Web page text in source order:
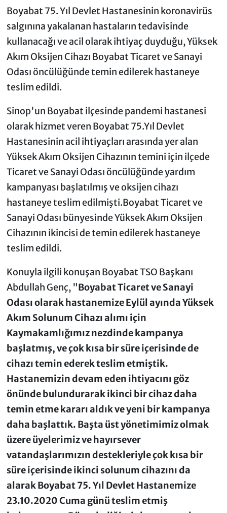
Boyabat 75. Yıl Devlet Hastanesinin koronavirüs
salgınına yakalanan hastaların tedavisinde
kullanacağı ve acil olarak ihtiyaç duyduğu, Yüksek
Akım Oksijen Cihazı Boyabat Ticaret ve Sanayi
Odası öncülüğünde temin edilerek hastaneye
teslim edildi.
Sinop'un Boyabat ilçesinde pandemi hastanesi
olarak hizmet veren Boyabat 75.Yıl Devlet
Hastanesinin acil ihtiyaçları arasında yer alan
Yüksek Akım Oksijen Cihazının temini için ilçede
Ticaret ve Sanayi Odası öncülüğünde yardım
kampanyası başlatılmış ve oksijen cihazı
hastaneye teslim edilmişti.Boyabat Ticaret ve
Sanayi Odası bünyesinde Yüksek Akım Oksijen
Cihazının ikincisi de temin edilerek hastaneye
teslim edildi.
Konuyla ilgili konuşan Boyabat TSO Başkanı
Abdullah Genç, "Boyabat Ticaret ve Sanayi
Odası olarak hastanemize Eylül ayında Yüksek
Akım Solunum Cihazı alımı için
Kaymakamlığımız nezdinde kampanya
başlatmış, ve çok kısa bir süre içerisinde de
cihazı temin ederek teslim etmiştik.
Hastanemizin devam eden ihtiyacını göz
önünde bulundurarak ikinci bir cihaz daha
temin etme kararı aldık ve yeni bir kampanya
daha başlattık. Başta üst yönetimimiz olmak
üzere üyelerimiz ve hayırsever
vatandaşlarımızın destekleriyle çok kısa bir
süre içerisinde ikinci solunum cihazını da
alarak Boyabat 75. Yıl Devlet Hastanemize
23.10.2020 Cuma günü teslim etmiş